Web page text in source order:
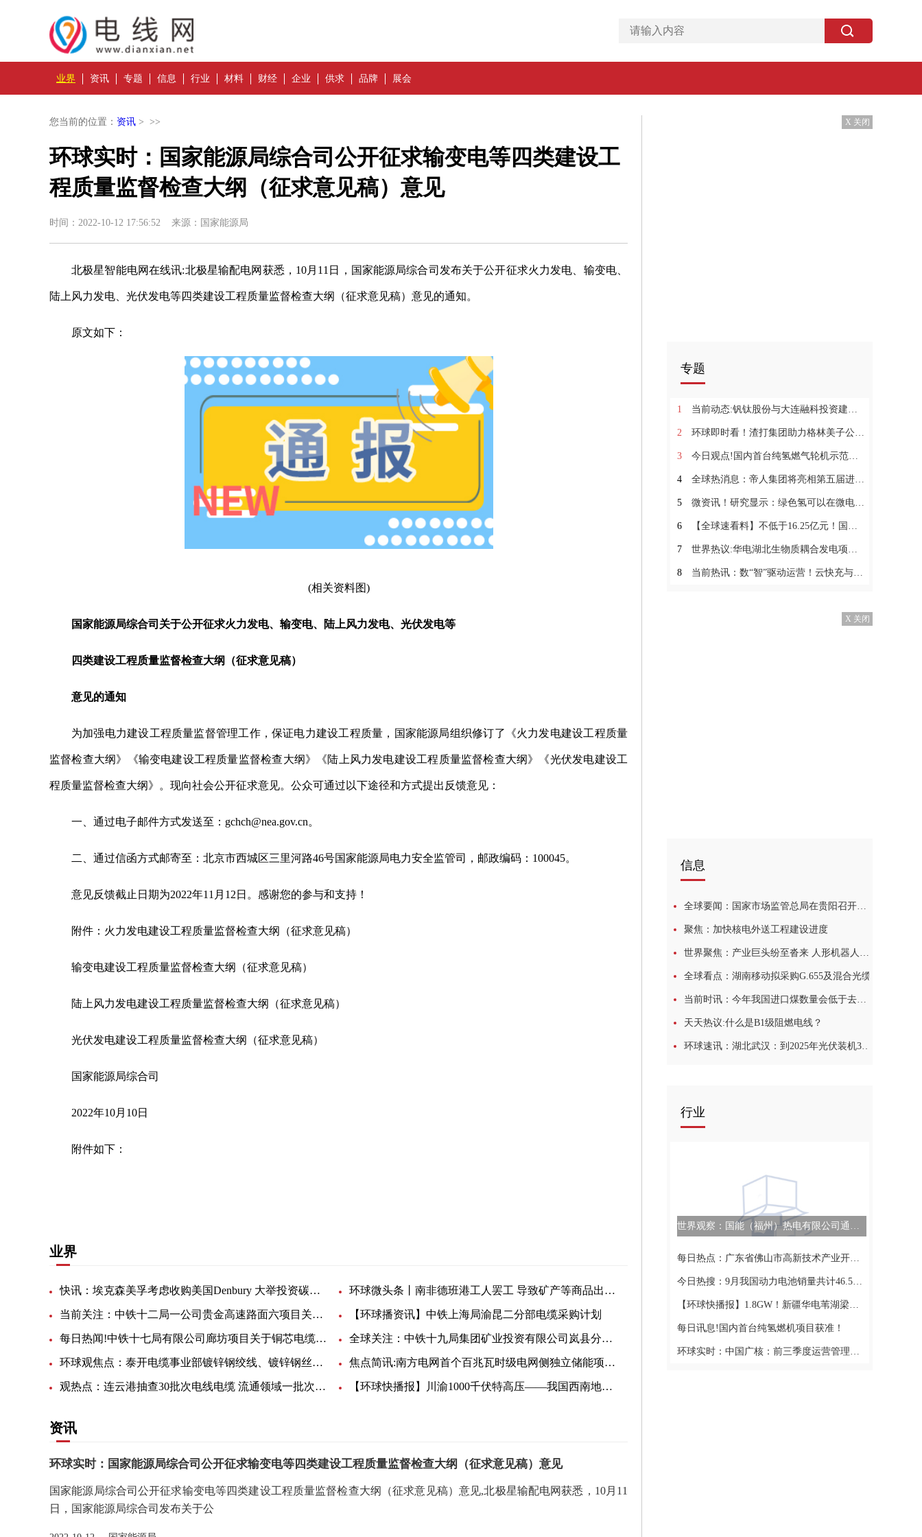
业界 资讯 专题 信息 行业 材料 财经 企业 供求 品牌 展会
您当前的位置： 资讯 > >>
环球实时：国家能源局综合司公开征求输变电等四类建设工
程质量监督检查大纲（征求意见稿）意见
时间：2022-10-12 17:56:52 来源：国家能源局
北极星智能电网在线讯:北极星输配电网获悉，10月11日，国家能源局综合司发布关于公开征求火力发电、输变电、
陆上风力发电、光伏发电等四类建设工程质量监督检查大纲（征求意见稿）意见的通知。
原文如下：
(相关资料图)
国家能源局综合司关于公开征求火力发电、输变电、陆上风力发电、光伏发电等
四类建设工程质量监督检查大纲（征求意见稿）
意见的通知
为加强电力建设工程质量监督管理工作，保证电力建设工程质量，国家能源局组织修订了《火力发电建设工程质量
监督检查大纲》《输变电建设工程质量监督检查大纲》《陆上风力发电建设工程质量监督检查大纲》《光伏发电建设工
程质量监督检查大纲》。现向社会公开征求意见。公众可通过以下途径和方式提出反馈意见：
一、通过电子邮件方式发送至：gchch@nea.gov.cn。
二、通过信函方式邮寄至：北京市西城区三里河路46号国家能源局电力安全监管司，邮政编码：100045。
意见反馈截止日期为2022年11月12日。感谢您的参与和支持！
附件：火力发电建设工程质量监督检查大纲（征求意见稿）
输变电建设工程质量监督检查大纲（征求意见稿）
陆上风力发电建设工程质量监督检查大纲（征求意见稿）
光伏发电建设工程质量监督检查大纲（征求意见稿）
国家能源局综合司
2022年10月10日
附件如下：
业界
快讯：埃克森美孚考虑收购美国Denbury 大举投资碳捕获 环球微头条丨南非德班港工人罢工 导致矿产等商品出口受限
当前关注：中铁十二局一公司贵金高速路面六项目关于电缆线的询价公告 【环球播资讯】中铁上海局渝昆二分部电缆采购计划
每日热闻!中铁十七局有限公司廊坊项目关于铜芯电缆线的询价单 全球关注：中铁十九局集团矿业投资有限公司岚县分公司电缆采购询价单
环球观焦点：泰开电缆事业部镀锌钢绞线、镀锌钢丝招标-55727招标公告 焦点简讯:南方电网首个百兆瓦时级电网侧独立储能项目开工，预计今年年底并网投产
观热点：连云港抽查30批次电线电缆 流通领域一批次产品不合格 【环球快播报】川渝1000千伏特高压——我国西南地区首个特高压交流工程开工
资讯
环球实时：国家能源局综合司公开征求输变电等四类建设工程质量监督检查大纲（征求意见稿）意见
国家能源局综合司公开征求输变电等四类建设工程质量监督检查大纲（征求意见稿）意见,北极星输配电网获悉，10月11
日，国家能源局综合司发布关于公
X 关闭
专题
1 当前动态:钒钛股份与大连融科投资建合资公司 年内建钒电解液产线
2 环球即时看！渣打集团助力格林美子公司完成首笔可持续发展银团贷款
3 今日观点!国内首台纯氢燃气轮机示范项目落户国家电投内蒙古公司
4 全球热消息：帝人集团将亮相第五届进博会 大秀“低碳”成果
5 微资讯！研究显示：绿色氢可以在微电网中取代柴油
6 【全球速看料】不低于16.25亿元！国家电投氢能科技开启B轮融资!
7 世界热议:华电湖北生物质耦合发电项目 新科技助力农民增收
8 当前热讯：数“智”驱动运营！云快充与旗天科技达成合作
X 关闭
信息
全球要闻：国家市场监管总局在贵阳召开电线电缆质量追溯体系建设现场调研座谈会
聚焦：加快核电外送工程建设进度
世界聚焦：产业巨头纷至沓来 人形机器人或步入加速产业化阶段
全球看点：湖南移动拟采购G.655及混合光缆
当前时讯：今年我国进口煤数量会低于去年水平
天天热议:什么是B1级阻燃电线？
环球速讯：湖北武汉：到2025年光伏装机370MW
行业
世界观察：国能（福州）热电有限公司通力协作完成设备抢修
每日热点：广东省佛山市高新技术产业开发区华电分布式能源站二期项目
今日热搜：9月我国动力电池销量共计46.5GWh 同比增长161.6%
【环球快播报】1.8GW！新疆华电苇湖梁新能源光伏电站、风电场运维招标
每日讯息!国内首台纯氢燃机项目获准！
环球实时：中国广核：前三季度运营管理的核电机组总发电量同比下降3.97%